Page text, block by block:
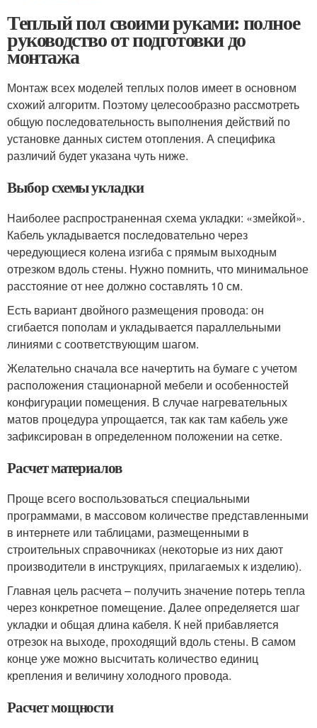
Теплый пол своими руками: полное
руководство от подготовки до
монтажа
Монтаж всех моделей теплых полов имеет в основном
схожий алгоритм. Поэтому целесообразно рассмотреть
общую последовательность выполнения действий по
установке данных систем отопления. А специфика
различий будет указана чуть ниже.
Выбор схемы укладки
Наиболее распространенная схема укладки: «змейкой».
Кабель укладывается последовательно через
чередующиеся колена изгиба с прямым выходным
отрезком вдоль стены. Нужно помнить, что минимальное
расстояние от нее должно составлять 10 см.
Есть вариант двойного размещения провода: он
сгибается пополам и укладывается параллельными
линиями с соответствующим шагом.
Желательно сначала все начертить на бумаге с учетом
расположения стационарной мебели и особенностей
конфигурации помещения. В случае нагревательных
матов процедура упрощается, так как там кабель уже
зафиксирован в определенном положении на сетке.
Расчет материалов
Проще всего воспользоваться специальными
программами, в массовом количестве представленными
в интернете или таблицами, размещенными в
строительных справочниках (некоторые из них дают
производители в инструкциях, прилагаемых к изделию).
Главная цель расчета – получить значение потерь тепла
через конкретное помещение. Далее определяется шаг
укладки и общая длина кабеля. К ней прибавляется
отрезок на выходе, проходящий вдоль стены. В самом
конце уже можно высчитать количество единиц
крепления и величину холодного провода.
Расчет мощности